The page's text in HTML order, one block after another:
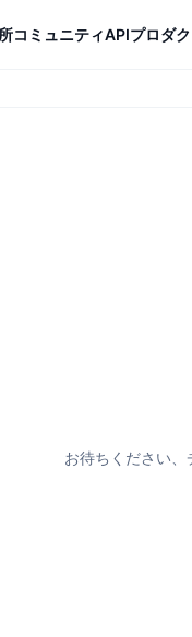
コミュニティAPIプロダ
お待ちください